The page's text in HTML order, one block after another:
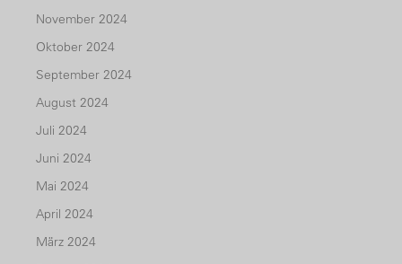
November 2024
Oktober 2024
September 2024
August 2024
Juli 2024
Juni 2024
Mai 2024
April 2024
März 2024